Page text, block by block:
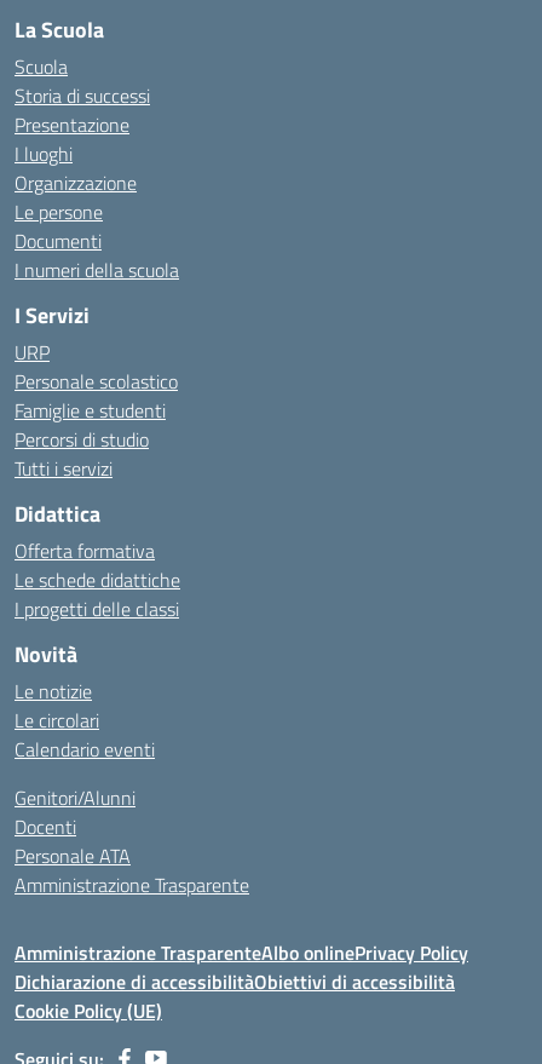
La Scuola
Scuola
Storia di successi
Presentazione
I luoghi
Organizzazione
Le persone
Documenti
I numeri della scuola
I Servizi
URP
Personale scolastico
Famiglie e studenti
Percorsi di studio
Tutti i servizi
Didattica
Offerta formativa
Le schede didattiche
I progetti delle classi
Novità
Le notizie
Le circolari
Calendario eventi
Genitori/Alunni
Docenti
Personale ATA
Amministrazione Trasparente
Amministrazione TrasparenteAlbo onlinePrivacy Policy
Dichiarazione di accessibilitàObiettivi di accessibilità
Cookie Policy (UE)